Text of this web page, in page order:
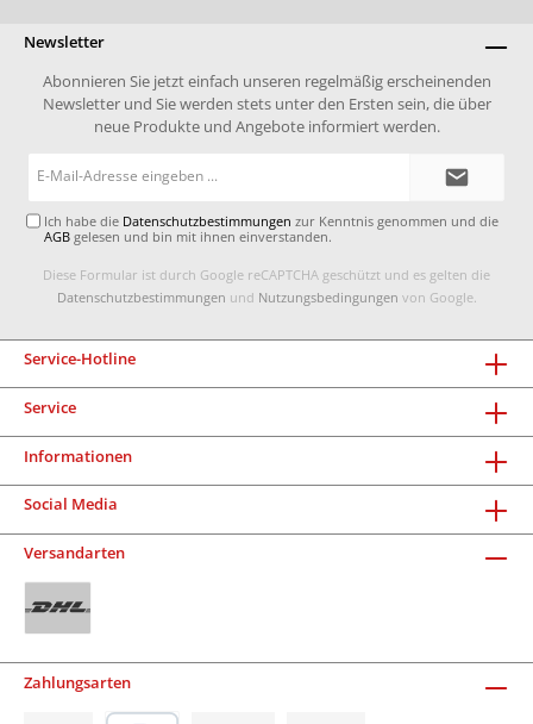
Newsletter
Abonnieren Sie jetzt einfach unseren regelmäßig erscheinenden
Newsletter und Sie werden stets unter den Ersten sein, die über
neue Produkte und Angebote informiert werden.
Ich habe die Datenschutzbestimmungen zur Kenntnis genommen und die
AGB gelesen und bin mit ihnen einverstanden.
Diese Formular ist durch Google reCAPTCHA geschützt und es gelten die
Datenschutzbestimmungen und Nutzungsbedingungen von Google.
Service-Hotline
Service
Informationen
Social Media
Versandarten
Zahlungsarten